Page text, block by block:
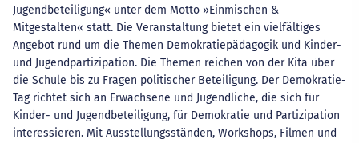
Jugendbeteiligung« unter dem Motto »Einmischen &
Mitgestalten« statt. Die Veranstaltung bietet ein vielfältiges
Angebot rund um die Themen Demokratiepädagogik und Kinder-
und Jugendpartizipation. Die Themen reichen von der Kita über
die Schule bis zu Fragen politischer Beteiligung. Der Demokratie-
Tag richtet sich an Erwachsene und Jugendliche, die sich für
Kinder- und Jugendbeteiligung, für Demokratie und Partizipation
interessieren. Mit Ausstellungsständen, Workshops, Filmen und